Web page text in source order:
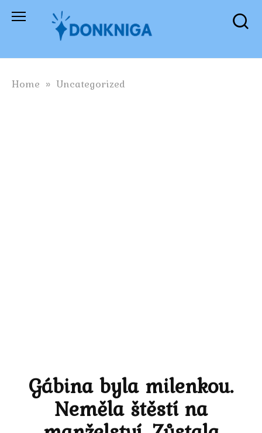
Skip
Home » Uncategorized
Gábina byla milenkou.
Neměla štěstí na